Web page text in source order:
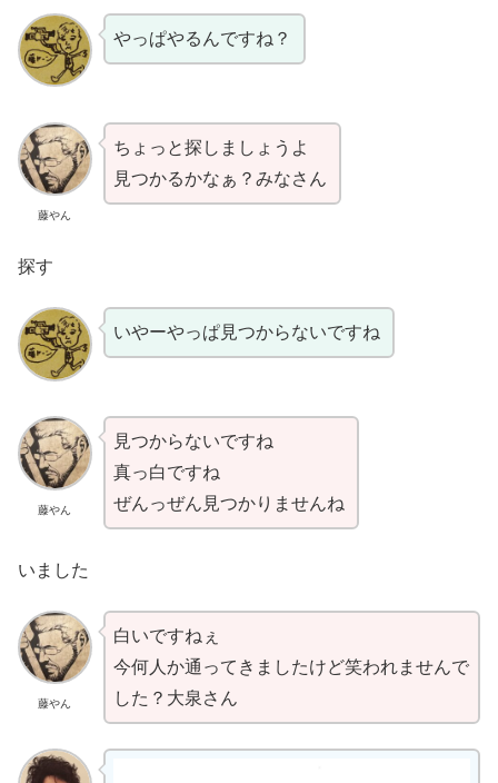
やっぱやるんですね？
藤やん
ちょっと探しましょうよ
見つかるかなぁ？みなさん
探す
いやーやっぱ見つからないですね
藤やん
見つからないですね
真っ白ですね
ぜんっぜん見つかりませんね
いました
藤やん
白いですねぇ
今何人か通ってきましたけど笑われませんで
した？大泉さん